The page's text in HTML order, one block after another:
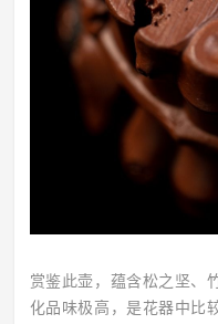
赏鉴此壶，蕴含松之坚、
化品味极高，是花器中比